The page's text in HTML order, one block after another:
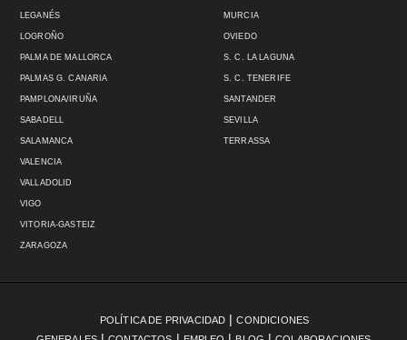
LEGANÉS
LOGROÑO
MURCIA
OVIEDO
PALMA DE MALLORCA
PALMAS G. CANARIA
PAMPLONA/IRUÑA
SABADELL
SALAMANCA
S. C. LA LAGUNA
S. C. TENERIFE
SANTANDER
SEVILLA
TERRASSA
VALENCIA
VALLADOLID
VIGO
VITORIA-GASTEIZ
ZARAGOZA
POLÍTICA DE PRIVACIDAD | CONDICIONES